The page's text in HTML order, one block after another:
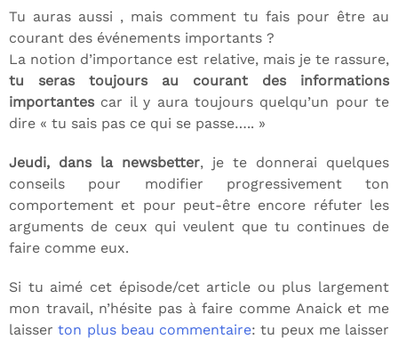
Tu auras aussi , mais comment tu fais pour être au
courant des événements importants ?
La notion d’importance est relative, mais je te rassure,
tu seras toujours au courant des informations
importantescar il y aura toujours quelqu’un pour te
dire « tu sais pas ce qui se passe….. »
Jeudi, dans la newsbetter, je te donnerai quelques
conseils pour modifier progressivement ton
comportement et pour peut-être encore réfuter les
arguments de ceux qui veulent que tu continues de
faire comme eux.
Si tu aimé cet épisode/cet article ou plus largement
mon travail, n’hésite pas à faire comme Anaick et me
laisserton plus beau commentaire: tu peux me laisser